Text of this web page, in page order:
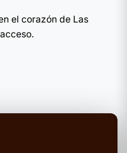
el corazón de Las